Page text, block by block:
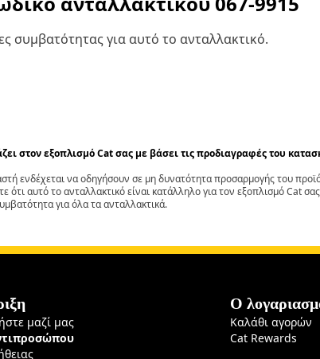
συμβατότητας για αυτό το ανταλλακτικό.
στον εξοπλισμό Cat σας με βάσει τις προδιαγραφές του
ενδέχεται να οδηγήσουν σε μη δυνατότητα προσαρμογής του
αυτό το ανταλλακτικό είναι κατάλληλο για τον εξοπλισμό Cat
για όλα τα ανταλλακτικά.
μαζί μας
Ο
Καλάθι αγορών
Cat Rewards